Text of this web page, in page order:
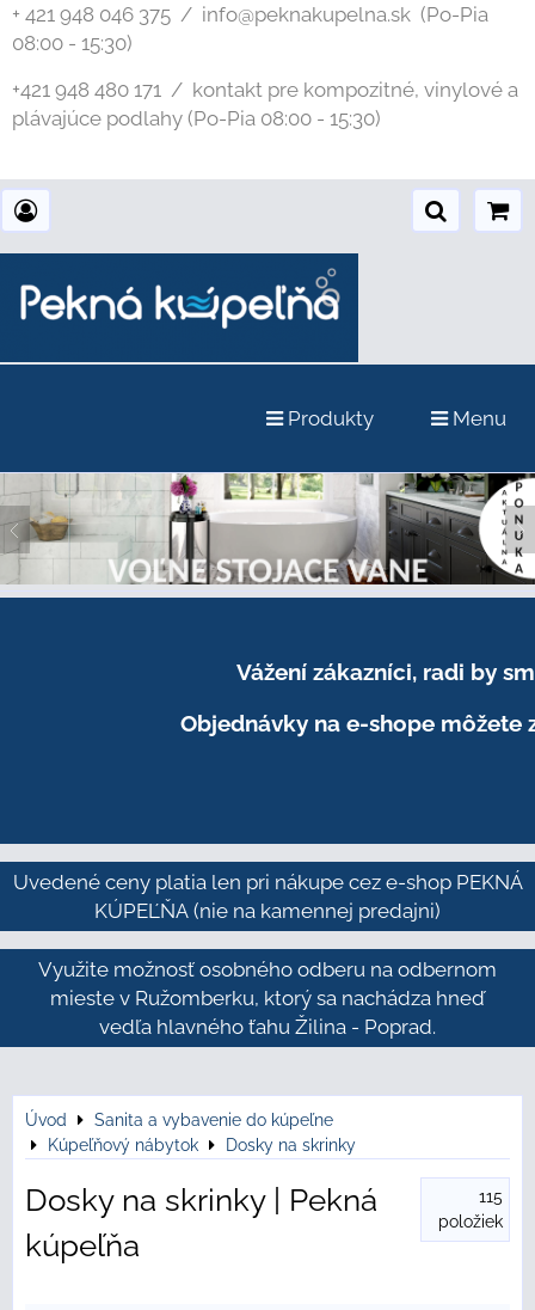
+ 421 948 046 375 / info@peknakupelna.sk (Po-Pia
08:00 - 15:30)
+421 948 480 171 / kontakt pre kompozitné, vinylové a
plávajúce podlahy (Po-Pia 08:00 - 15:30)
Produkty Menu
Vážení zákazníci, radi by
Objednávky na e-shope môžete
Uvedené ceny platia len pri nákupe cez e-shop PEKNÁ
KÚPEĽŇA (nie na kamennej predajni)
Využite možnosť osobného odberu na odbernom
mieste v Ružomberku, ktorý sa nachádza hneď
vedľa hlavného ťahu Žilina - Poprad.
Úvod
Sanita a vybavenie do kúpeľne
Kúpeľňový nábytok
Dosky na skrinky
Dosky na skrinky | Pekná
kúpeľňa
115
položiek